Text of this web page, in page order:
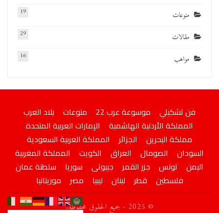
منوعات 19
مقالات 29
مواهب 16
فن تشكيلي موسوعة عرب 22 منوعات
بلاد العرب
المملكة الأردنية الهاشمية
الإمارات العربية المتحدة
مملكة البحرين
الجزائر
المملكة العربية السعودية
السودان
الصومال العراق الكويت
المملكة المغربية
اليمن
تونس جزر القمر جيبوتى سوريا
سلطنة عمان
فلسطين
قطر لبنان ليبيا مصر موريتانيا
© 2025 - جميع الحقوق محفوظة.